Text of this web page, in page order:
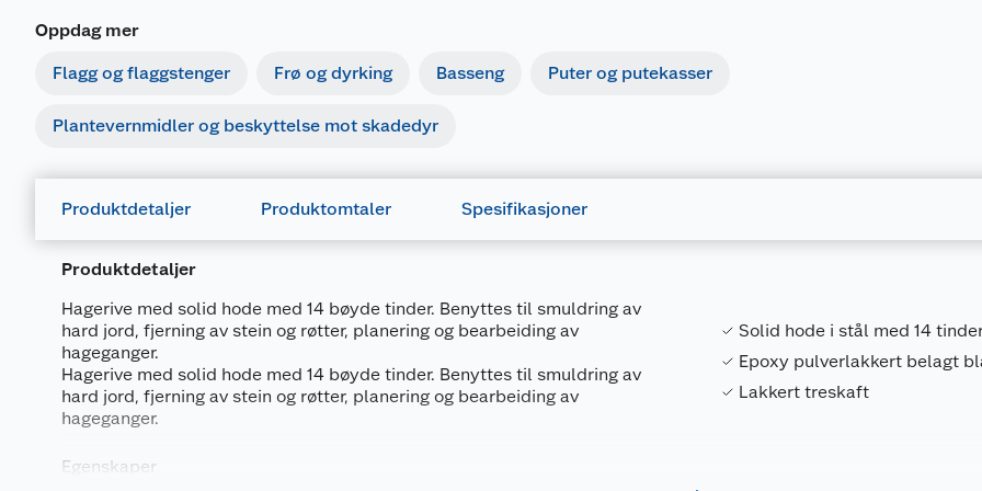
Oppdag mer
Flagg og flaggstenger Frø og dyrking Basseng Puter og putekasser
Plantevernmidler og beskyttelse mot skadedyr
Produktdetaljer Produktomtaler Spesifikasjoner
Produktdetaljer
Hagerive med solid hode med 14 bøyde tinder. Benyttes til smuldring av
hard jord, fjerning av stein og røtter, planering og bearbeiding av
hageganger.
Hagerive med solid hode med 14 bøyde tinder. Benyttes til smuldring av
hard jord, fjerning av stein og røtter, planering og bearbeiding av
hageganger.
Egenskaper
Solid hode i stål med 14
Epoxy pulverlakkert belagt
Lakkert treskaft